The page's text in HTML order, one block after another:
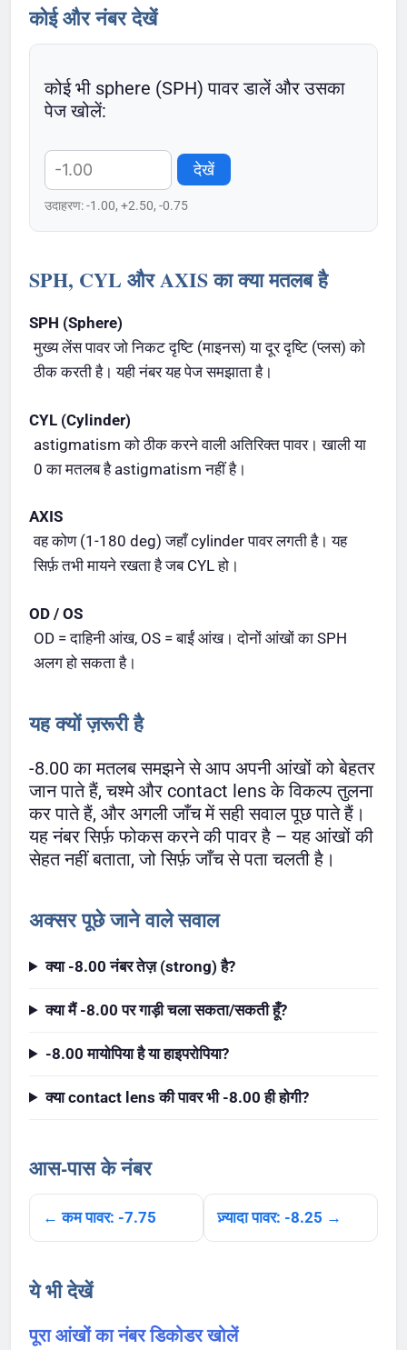
कोई और नंबर देखें
कोई भी sphere (SPH) पावर डालें और उसका
पेज खोलें:
देखें
उदाहरण: -1.00, +2.50, -0.75
SPH, CYL और AXIS का क्या मतलब है
SPH (Sphere)
मुख्य लेंस पावर जो निकट दृष्टि (माइनस) या दूर दृष्टि (प्लस) को
ठीक करती है। यही नंबर यह पेज समझाता है।
CYL (Cylinder)
astigmatism को ठीक करने वाली अतिरिक्त पावर। खाली या
0 का मतलब है astigmatism नहीं है।
AXIS
वह कोण (1-180 deg) जहाँ cylinder पावर लगती है। यह
सिर्फ़ तभी मायने रखता है जब CYL हो।
OD / OS
OD = दाहिनी आंख, OS = बाईं आंख। दोनों आंखों का SPH
अलग हो सकता है।
यह क्यों ज़रूरी है
-8.00 का मतलब समझने से आप अपनी आंखों को बेहतर
जान पाते हैं, चश्मे और contact lens के विकल्प तुलना
कर पाते हैं, और अगली जाँच में सही सवाल पूछ पाते हैं।
यह नंबर सिर्फ़ फोकस करने की पावर है – यह आंखों की
सेहत नहीं बताता, जो सिर्फ़ जाँच से पता चलती है।
अक्सर पूछे जाने वाले सवाल
क्या -8.00 नंबर तेज़ (strong) है?
क्या मैं -8.00 पर गाड़ी चला सकता/सकती हूँ?
-8.00 मायोपिया है या हाइपरोपिया?
क्या contact lens की पावर भी -8.00 ही होगी?
आस-पास के नंबर
← कम पावर: -7.75 ज़्यादा पावर: -8.25 →
ये भी देखें
पूरा आंखों का नंबर डिकोडर खोलें